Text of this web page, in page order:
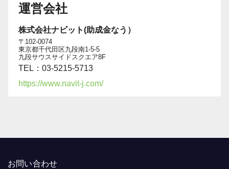
運営会社
株式会社ナビット(助成金なう）
〒102-0074
東京都千代田区九段南1-5-5
九段サウスサイドスクエア8F
TEL：03-5215-5713
https://www.navit-j.com/
お問い合わせ